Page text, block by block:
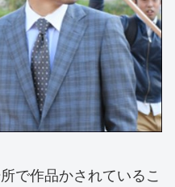
で作品かされているこ